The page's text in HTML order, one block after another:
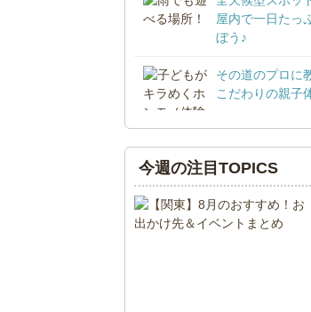
屋内で一日たっ
ぼう♪
その道のプロに
こだわりの親子
今週の注目TOPICS